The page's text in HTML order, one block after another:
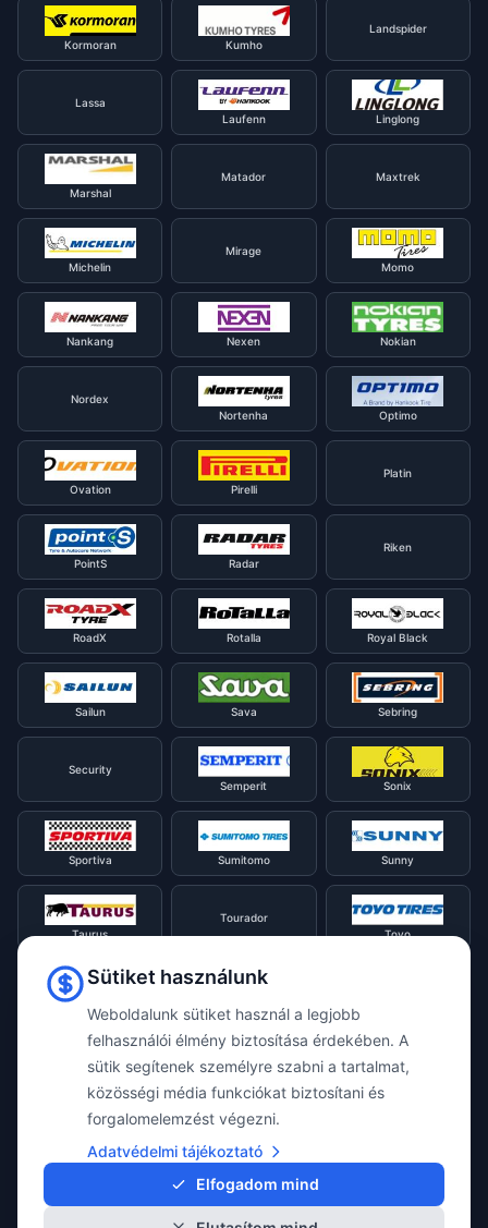
Kormoran Kumho
Landspider
Lassa
Laufenn
Linglong
Marshal
Matador Maxtrek
Michelin
Mirage
Momo
Nankang Nexen Nokian
Nordex
Nortenha
Optimo
Ovation Pirelli
Platin
PointS Radar
Riken
RoadX Rotalla Royal Black
Sailun Sava Sebring
Security
Semperit
Sonix
Sportiva Sumitomo Sunny
Taurus
Tourador
Toyo
Tracmax
Triangle
Viking Voyager
Vredestein
Sütiket használunk
Weboldalunk sütiket használ a legjobb
felhasználói élmény biztosítása érdekében. A
sütik segítenek személyre szabni a tartalmat,
közösségi média funkciókat biztosítani és
forgalomelemzést végezni.
Adatvédelmi tájékoztató
Elfogadom mind